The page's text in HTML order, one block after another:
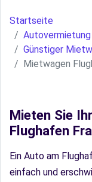
Startseite
Autovermietung
Günstiger
Mietwagen
Mieten Sie
Flughafen
Ein Auto am
einfach und